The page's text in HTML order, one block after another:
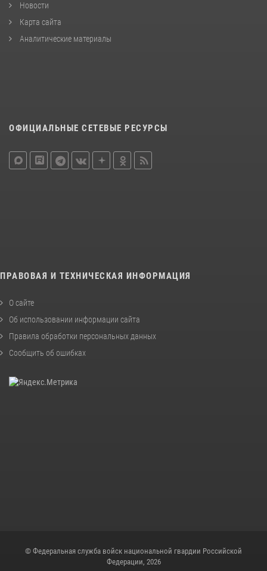
Новости
Карта сайта
Аналитические материалы
ОФИЦИАЛЬНЫЕ СЕТЕВЫЕ РЕСУРСЫ
ПРАВОВАЯ И ТЕХНИЧЕСКАЯ ИНФОРМАЦИЯ
О сайте
Об использовании информации сайта
Правила обработки персональных данных
Сообщить об ошибках
© Федеральная служба войск национальной гвардии Российской
Федерации, 2026